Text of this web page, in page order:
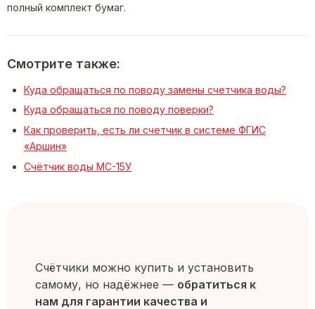
полный комплект бумаг.
Смотрите также:
Куда обращаться по поводу замены счетчика воды?
Куда обращаться по поводу поверки?
Как проверить, есть ли счетчик в системе ФГИС
«Аршин»
Счётчик воды МС-15У
Счётчики можно купить и установить
самому, но надёжнее — обратиться к
нам для гарантии качества и